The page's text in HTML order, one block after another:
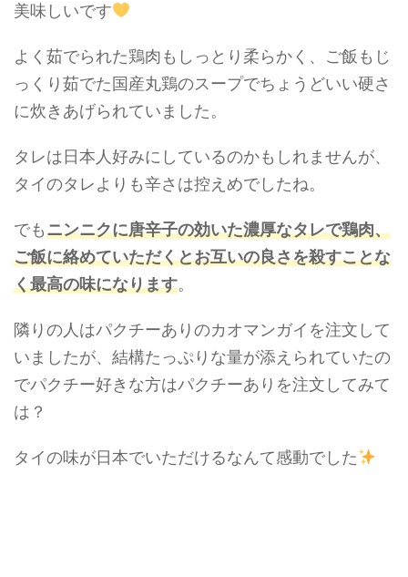
美味しいです
よく茹でられた鶏肉もしっとり柔らかく、ご飯もじ
っくり茹でた国産丸鶏のスープでちょうどいい硬さ
に炊きあげられていました。
タレは日本人好みにしているのかもしれませんが、
タイのタレよりも辛さは控えめでしたね。
でもニンニクに唐辛子の効いた濃厚なタレで鶏肉、
ご飯に絡めていただくとお互いの良さを殺すことな
く最高の味になります。
隣りの人はパクチーありのカオマンガイを注文して
いましたが、結構たっぷりな量が添えられていたの
でパクチー好きな方はパクチーありを注文してみて
は？
タイの味が日本でいただけるなんて感動でした